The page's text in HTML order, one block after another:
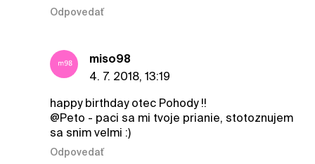
Odpovedať
miso98
4. 7. 2018, 13:19
happy birthday otec Pohody !!
@Peto - paci sa mi tvoje prianie, stotoznujem
sa snim velmi :)
Odpovedať